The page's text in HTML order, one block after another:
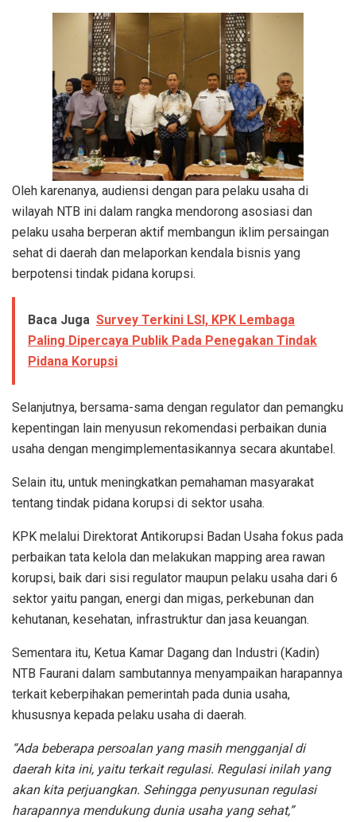
Oleh karenanya, audiensi dengan para pelaku usaha di
wilayah NTB ini dalam rangka mendorong asosiasi dan
pelaku usaha berperan aktif membangun iklim persaingan
sehat di daerah dan melaporkan kendala bisnis yang
berpotensi tindak pidana korupsi.
Baca Juga Survey Terkini LSI, KPK Lembaga
Paling Dipercaya Publik Pada Penegakan Tindak
Pidana Korupsi
Selanjutnya, bersama-sama dengan regulator dan pemangku
kepentingan lain menyusun rekomendasi perbaikan dunia
usaha dengan mengimplementasikannya secara akuntabel.
Selain itu, untuk meningkatkan pemahaman masyarakat
tentang tindak pidana korupsi di sektor usaha.
KPK melalui Direktorat Antikorupsi Badan Usaha fokus pada
perbaikan tata kelola dan melakukan mapping area rawan
korupsi, baik dari sisi regulator maupun pelaku usaha dari 6
sektor yaitu pangan, energi dan migas, perkebunan dan
kehutanan, kesehatan, infrastruktur dan jasa keuangan.
Sementara itu, Ketua Kamar Dagang dan Industri (Kadin)
NTB Faurani dalam sambutannya menyampaikan harapannya
terkait keberpihakan pemerintah pada dunia usaha,
khususnya kepada pelaku usaha di daerah.
“Ada beberapa persoalan yang masih mengganjal di
daerah kita ini, yaitu terkait regulasi. Regulasi inilah yang
akan kita perjuangkan. Sehingga penyusunan regulasi
harapannya mendukung dunia usaha yang sehat,”